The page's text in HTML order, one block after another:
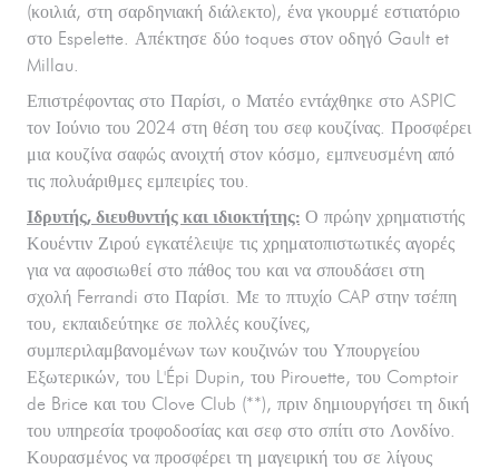
(κοιλιά, στη σαρδηνιακή διάλεκτο), ένα γκουρμέ εστιατόριο
στο Espelette. Απέκτησε δύο toques στον οδηγό Gault et
Millau.
Επιστρέφοντας στο Παρίσι, ο Ματέο εντάχθηκε στο ASPIC
τον Ιούνιο του 2024 στη θέση του σεφ κουζίνας. Προσφέρει
μια κουζίνα σαφώς ανοιχτή στον κόσμο, εμπνευσμένη από
τις πολυάριθμες εμπειρίες του.
Ιδρυτής, διευθυντής και ιδιοκτήτης: Ο πρώην χρηματιστής
Κουέντιν Ζιρού εγκατέλειψε τις χρηματοπιστωτικές αγορές
για να αφοσιωθεί στο πάθος του και να σπουδάσει στη
σχολή Ferrandi στο Παρίσι. Με το πτυχίο CAP στην τσέπη
του, εκπαιδεύτηκε σε πολλές κουζίνες,
συμπεριλαμβανομένων των κουζινών του Υπουργείου
Εξωτερικών, του L'Épi Dupin, του Pirouette, του Comptoir
de Brice και του Clove Club (**), πριν δημιουργήσει τη δική
του υπηρεσία τροφοδοσίας και σεφ στο σπίτι στο Λονδίνο.
Κουρασμένος να προσφέρει τη μαγειρική του σε λίγους